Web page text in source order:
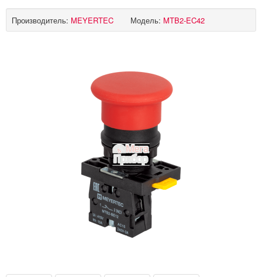
Производитель: MEYERTEC Модель: MTB2-EC42